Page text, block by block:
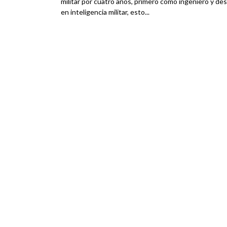
en inteligencia militar, esto...